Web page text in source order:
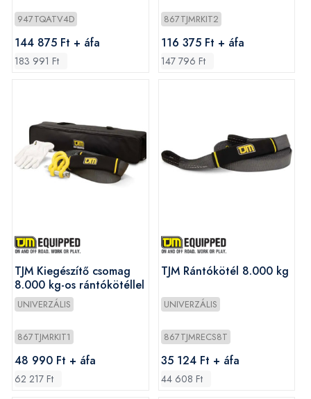
947TQATV4D
144 875 Ft + áfa
183 991 Ft
867TJMRKIT2
116 375 Ft + áfa
147 796 Ft
TJM Kiegészítő csomag
8.000 kg-os rántókötéllel
UNIVERZÁLIS
867TJMRKIT1
48 990 Ft + áfa
62 217 Ft
TJM Rántókötél 8.000 kg
UNIVERZÁLIS
867TJMRECS8T
35 124 Ft + áfa
44 608 Ft